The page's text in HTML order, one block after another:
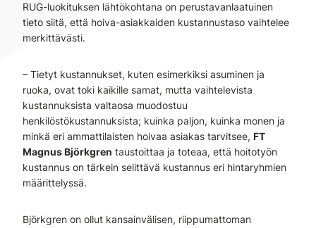
RUG-luokituksen lähtökohtana on perustavanlaatuinen
tieto siitä, että hoiva-asiakkaiden kustannustaso vaihtelee
merkittävästi.
– Tietyt kustannukset, kuten esimerkiksi asuminen ja
ruoka, ovat toki kaikille samat, mutta vaihtelevista
kustannuksista valtaosa muodostuu
henkilöstökustannuksista; kuinka paljon, kuinka monen ja
minkä eri ammattilaisten hoivaa asiakas tarvitsee, FT
Magnus Björkgren taustoittaa ja toteaa, että hoitotyön
kustannus on tärkein selittävä kustannus eri hintaryhmien
määrittelyssä.
Björkgren on ollut kansainvälisen, riippumattoman